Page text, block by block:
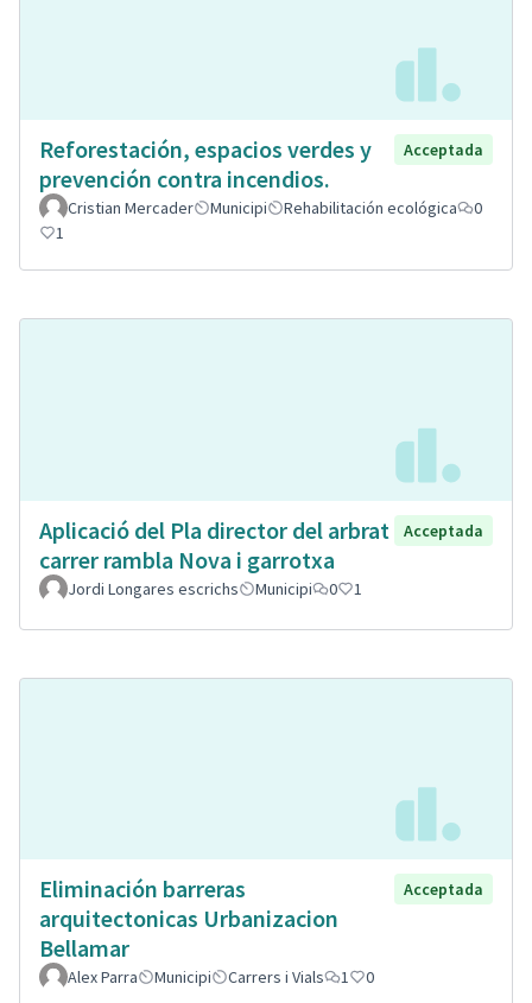
Reforestación, espacios verdes y
prevención contra incendios.
Acceptada
Cristian Mercader Municipi Rehabilitación ecológica
0
1
Aplicació del Pla director del arbrat
carrer rambla Nova i garrotxa
Acceptada
Jordi Longares escrichs Municipi 0 1
Eliminación barreras
arquitectonicas Urbanizacion
Bellamar
Acceptada
Alex Parra Municipi Carrers i Vials 1 0